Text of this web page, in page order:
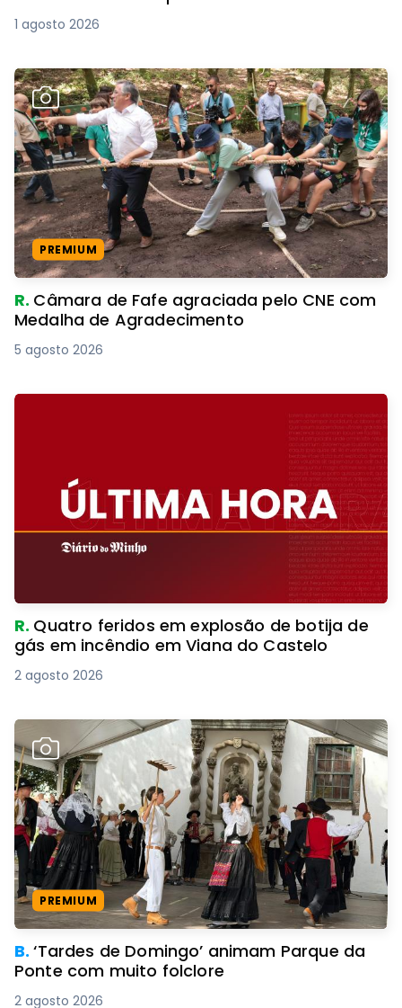
1 agosto 2026
PREMIUM
R. Câmara de Fafe agraciada pelo CNE com
Medalha de Agradecimento
5 agosto 2026
R. Quatro feridos em explosão de botija de
gás em incêndio em Viana do Castelo
2 agosto 2026
PREMIUM
B.‘Tardes de Domingo’ animam Parque da
Ponte com muito folclore
2 agosto 2026